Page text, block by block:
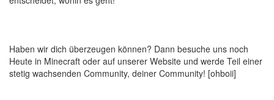
Haben wir dich überzeugen können? Dann besuche uns noch
Heute in Minecraft oder auf unserer Website und werde Teil einer
stetig wachsenden Community, deiner Community! [ohboii]